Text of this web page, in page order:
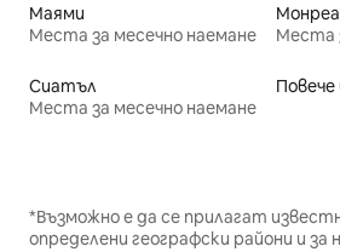
Маями
Места за месечно наемане
Места
Сиатъл
Места за месечно наемане
*Възможно е да се прилагат
определени географски райони и